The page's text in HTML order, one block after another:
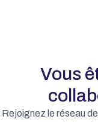
Vous
Rejoignez le réseau